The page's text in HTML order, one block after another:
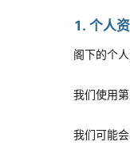
1. 个人
阁下的个
我们使用
我们可能